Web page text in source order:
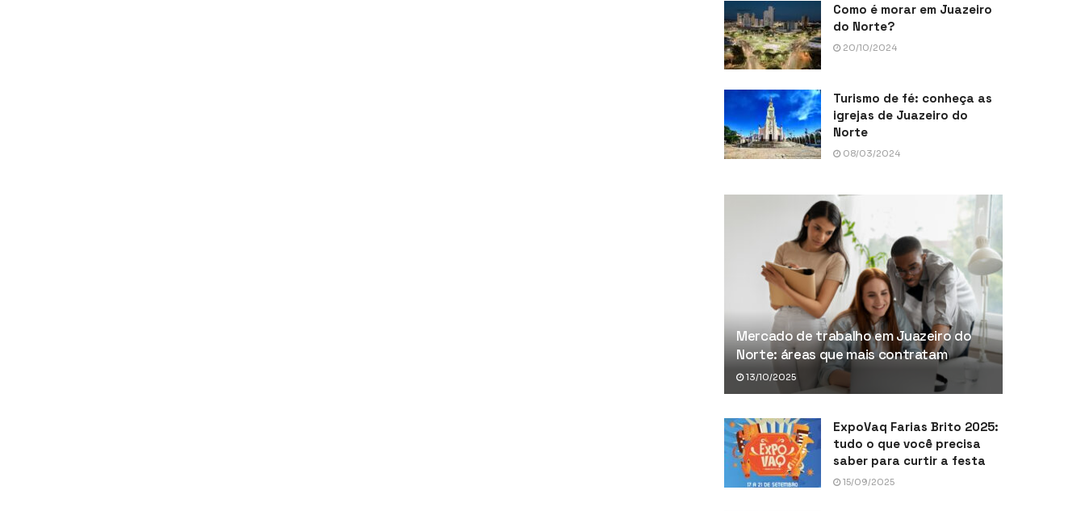
Como é morar em Juazeiro
do Norte?
20/10/2024
Turismo de fé: conheça as
igrejas de Juazeiro do
Norte
08/03/2024
Mercado de trabalho em Juazeiro do
Norte: áreas que mais contratam
13/10/2025
ExpoVaq Farias Brito 2025:
tudo o que você precisa
saber para curtir a festa
15/09/2025